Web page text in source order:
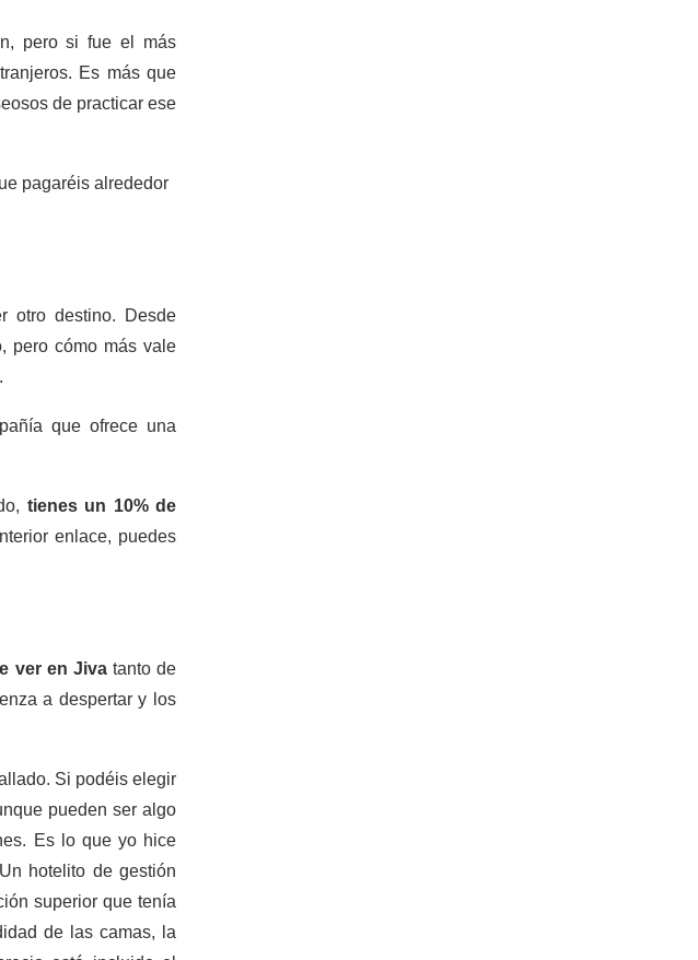
pero si fue el más
Es más que
de practicar ese
pagaréis alrededor
otro destino. Desde
pero cómo más vale
que ofrece una
tienes un 10% de
enlace, puedes
ver en Jivatanto de
a despertar y los
Si podéis elegir
pueden ser algo
Es lo que yo hice
hotelito de gestión
superior que tenía
de las camas, la